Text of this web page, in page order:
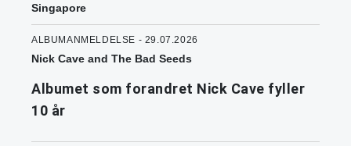
Singapore
ALBUMANMELDELSE - 29.07.2026
Nick Cave and The Bad Seeds
Albumet som forandret Nick Cave fyller
10 år